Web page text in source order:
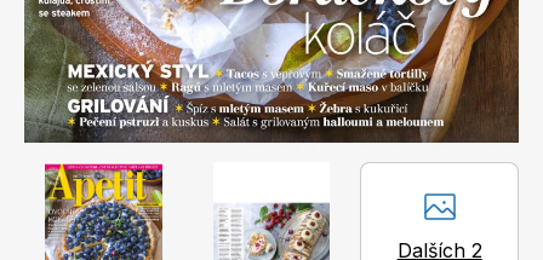
Svět ženy Marianne Venkov & styl
Dalších 2